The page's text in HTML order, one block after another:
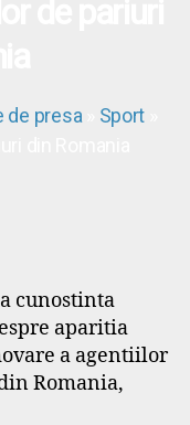
de presa Sport
cunostinta
aparitia
a agentiilor
Romania,